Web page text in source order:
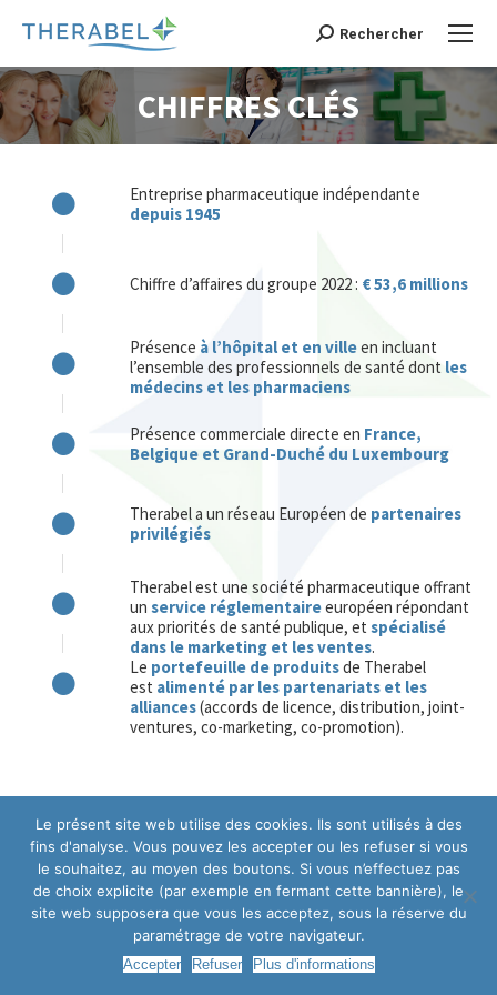
Recherche
Rechercher
CHIFFRES CLÉS
Vous êtes ici :
Entreprise pharmaceutique indépendante
depuis 1945
Chiffre d’affaires du groupe 2022 : € 53,6 millions
Présence à l’hôpital et en villeen incluant
l’ensemble des professionnels de santé dont les
médecins et les pharmaciens
Présence commerciale directe en France,
Belgique et Grand-Duché du Luxembourg
Therabel a un réseau Européen de partenaires
privilégiés
Therabel est une société pharmaceutique offrant
un service réglementaireeuropéen répondant
aux priorités de santé publique, et spécialisé
dans le marketing et les ventes.
Le portefeuille de produitsde Therabel
est alimenté par les partenariats et les
alliances(accords de licence, distribution, joint-
ventures, co-marketing, co-promotion).
Copyrigth © 2025 - THERABEL GROUP - Tous droits réservés INS/25/08-122
Bottom menu
Le présent site web utilise des cookies. Ils sont utilisés à des
fins d'analyse. Vous pouvez les accepter ou les refuser si vous
le souhaitez, au moyen des boutons. Si vous n’effectuez pas
de choix explicite (par exemple en fermant cette bannière), le
site web supposera que vous les acceptez, sous la réserve du
paramétrage de votre navigateur.
Accepter Refuser Plus d'informations